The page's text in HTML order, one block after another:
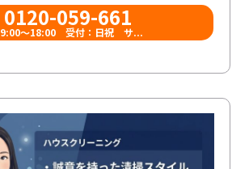
0120-059-661
9:00〜18:00 受付：日祝 サ...